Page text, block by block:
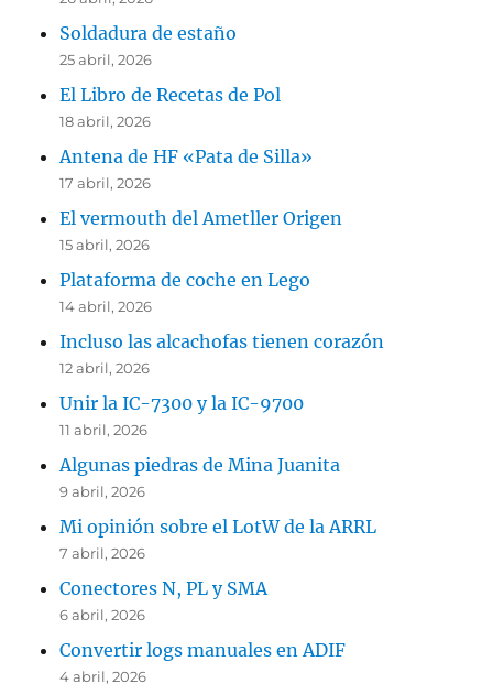
Soldadura de estaño
25 abril, 2026
El Libro de Recetas de Pol
18 abril, 2026
Antena de HF «Pata de Silla»
17 abril, 2026
El vermouth del Ametller Origen
15 abril, 2026
Plataforma de coche en Lego
14 abril, 2026
Incluso las alcachofas tienen corazón
12 abril, 2026
Unir la IC-7300 y la IC-9700
11 abril, 2026
Algunas piedras de Mina Juanita
9 abril, 2026
Mi opinión sobre el LotW de la ARRL
7 abril, 2026
Conectores N, PL y SMA
6 abril, 2026
Convertir logs manuales en ADIF
4 abril, 2026